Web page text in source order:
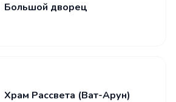
Большой дворец
Храм Рассвета (Ват-Арун)